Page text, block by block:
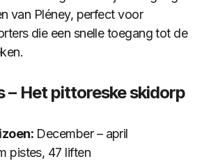
van Pléney, perfect voor
die een snelle toegang tot de
– Het pittoreske skidorp
December – april
pistes, 47 liften